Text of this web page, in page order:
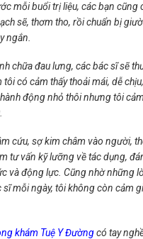
mỗi buổi trị liệu, các bạn cũng
sẽ, thơm tho, rồi chuẩn bị
ngắn.
chữa đau lưng, các bác sĩ sẽ
tôi có cảm thấy thoải mái, dễ
động nhỏ thôi nhưng tôi
cứu, sợ kim châm vào người,
tư vấn kỹ lưỡng về tác dụng,
và động lực. Cũng nhờ những
sĩ mỗi ngày, tôi không còn cảm
khám Tuệ Y Đườngcó tay